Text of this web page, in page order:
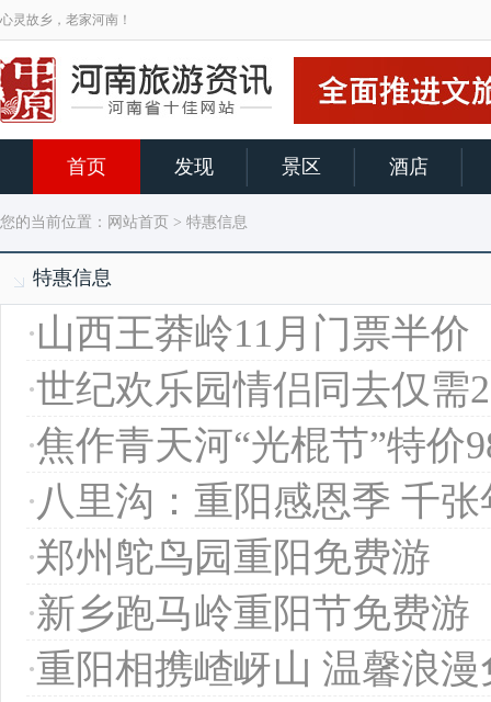
心灵故乡，老家河南！
首页 发现 景区 酒店
您的当前位置： 网站首页 > 特惠信息
特惠信息
·山西王莽岭11月门票半价
·世纪欢乐园情侣同去仅需
·焦作青天河“光棍节”特价
·八里沟：重阳感恩季 千
·郑州鸵鸟园重阳免费游
·新乡跑马岭重阳节免费游
·重阳相携嵖岈山 温馨浪